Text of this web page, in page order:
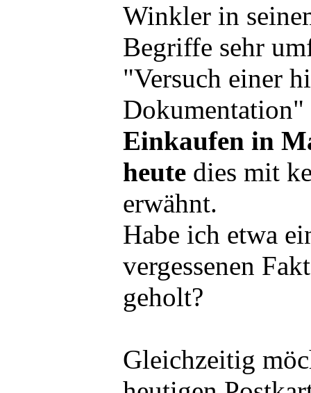
Winkler in
Begriffe sehr
"Versuch einer
Einkaufen in
heute dies mit
erwähnt.
Habe ich etwa
vergessenen
geholt?
Gleichzeitig